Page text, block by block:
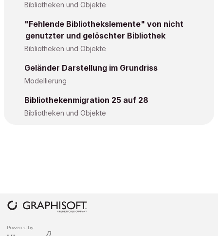
Bibliotheken und Objekte
"Fehlende Bibliothekslemente" von nicht
genutzter und gelöschter Bibliothek
Bibliotheken und Objekte
Geländer Darstellung im Grundriss
Modellierung
Bibliothekenmigration 25 auf 28
Bibliotheken und Objekte